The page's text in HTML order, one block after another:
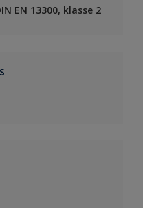
EN 13300, klasse 2